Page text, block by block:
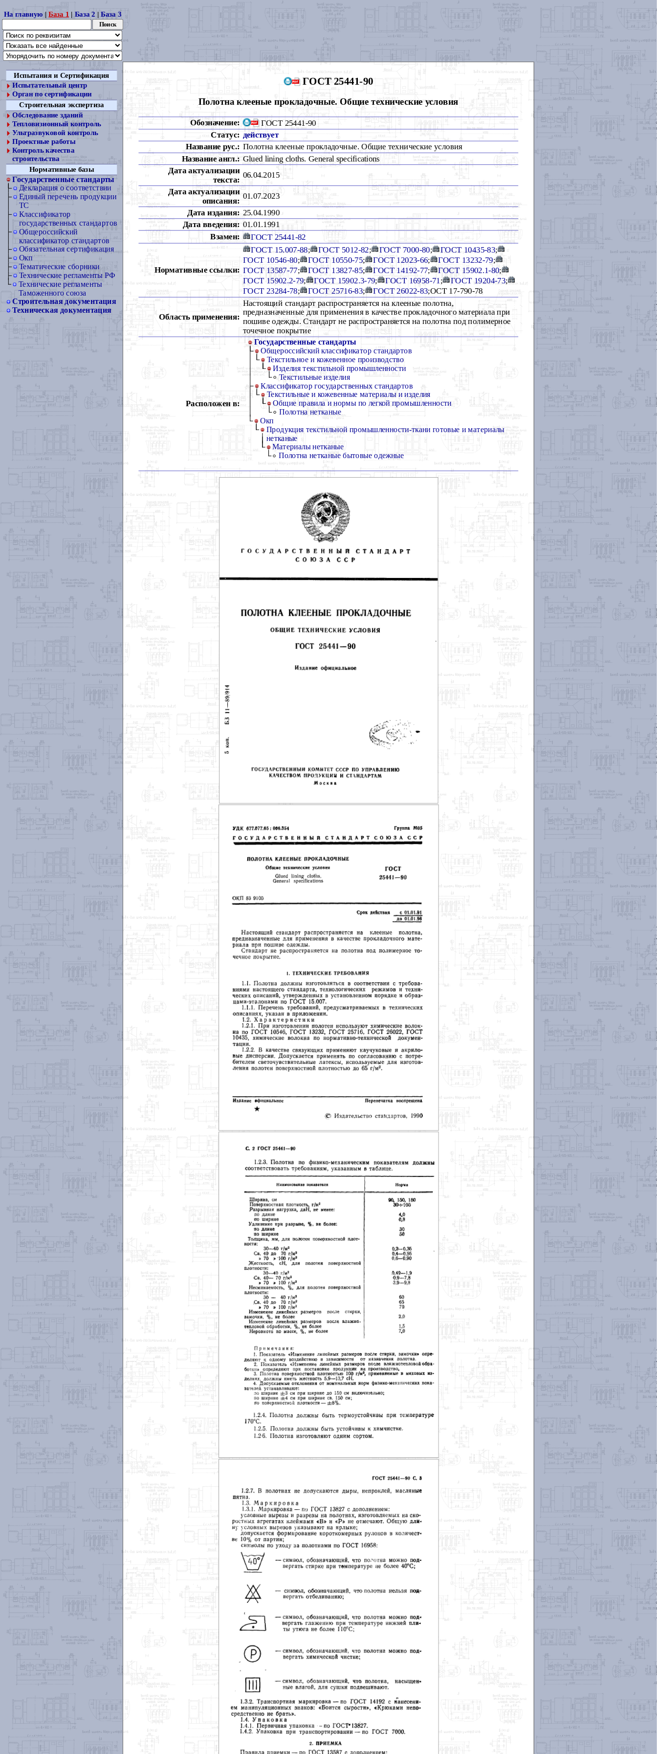
На главную |База 1 | База 2 |База 3
Испытания и Сертификация
Испытательный центр
Орган по сертификации
Строительная экспертиза
Обследование зданий
Тепловизионный контроль
Ультразвуковой контроль
Проектные работы
Контроль качества
строительства
Нормативные базы
Государственные стандарты
Декларация о соответствии
Единый перечень продукции
ТС
Классификатор
государственных стандартов
Общероссийский
классификатор стандартов
Обязательная сертификация
Окп
Тематические сборники
Технические регламенты РФ
Технические регламенты
Таможенного союза
Строительная документация
Техническая документация
ГОСТ 25441-90
Полотна клееные прокладочные. Общие технические условия
Обозначение:
ГОСТ 25441-90
Статус: действует
Название рус.: Полотна клееные прокладочные. Общие технические условия
Название англ.: Glued lining cloths. General specifications
Дата актуализации
текста:
06.04.2015
Дата актуализации
описания:
01.07.2023
Дата издания: 25.04.1990
Дата введения: 01.01.1991
Взамен:
ГОСТ 25441-82
Нормативные ссылки:
ГОСТ 15.007-88; ГОСТ 5012-82; ГОСТ 7000-80; ГОСТ 10435-83;
ГОСТ 10546-80; ГОСТ 10550-75; ГОСТ 12023-66; ГОСТ 13232-79;
ГОСТ 13587-77; ГОСТ 13827-85; ГОСТ 14192-77; ГОСТ 15902.1-80;
ГОСТ 15902.2-79; ГОСТ 15902.3-79; ГОСТ 16958-71 ; ГОСТ 19204-73;
ГОСТ 23284-78; ГОСТ 25716-83; ГОСТ 26022-83;ОСТ 17-790-78
Область применения:
Настоящий стандарт распространяется на клееные полотна,
предназначенные для применения в качестве прокладочного материала при
пошиве одежды. Стандарт не распространяется на полотна под полимерное
точечное покрытие
Расположен в:
Государственные стандарты
Общероссийский классификатор стандартов
Текстильное и кожевенное производство
Изделия текстильной промышленности
Текстильные изделия
Классификатор государственных стандартов
Текстильные и кожевенные материалы и изделия
Общие правила и нормы по легкой промышленности
Полотна нетканые
Окп
Продукция текстильной промышленности-ткани готовые и материалы
нетканые
Материалы нетканые
Полотна нетканые бытовые одежные